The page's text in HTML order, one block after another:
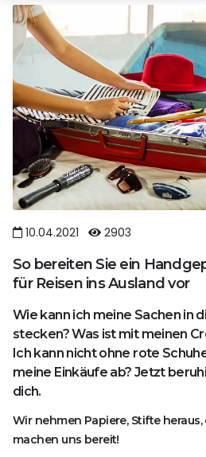
10.04.2021 2903
So bereiten Sie ein
für Reisen ins Ausland vor
Wie kann ich meine Sachen in
stecken? Was ist mit meinen
Ich kann nicht ohne rote
meine Einkäufe ab? Jetzt
dich.
Wir nehmen Papiere, Stifte
machen uns bereit!